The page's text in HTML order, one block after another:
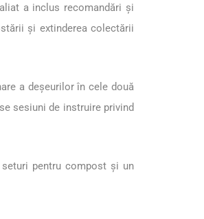
a inclus recomandări și
și extinderea colectării
a deșeurilor în cele două
sesiuni de instruire privind
pentru compost și un